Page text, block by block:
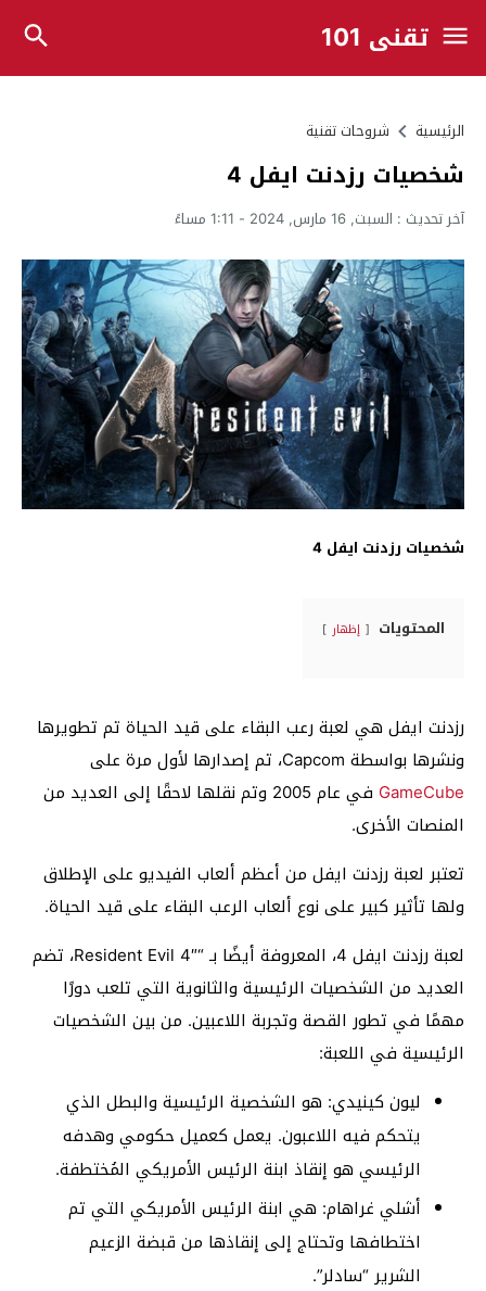
تقني 101
الرئيسية شروحات تقنية
شخصيات رزدنت ايفل 4
آخر تحديث : السبت, 16 مارس, 2024 - 1:11 مساءً
شخصيات رزدنت ايفل 4
المحتويات إظهار
رزدنت ايفل هي لعبة رعب البقاء على قيد الحياة تم تطويرها
ونشرها بواسطة Capcom، تم إصدارها لأول مرة على
GameCube
في عام 2005 وتم نقلها لاحقًا إلى العديد من
المنصات الأخرى.
تعتبر لعبة رزدنت ايفل من أعظم ألعاب الفيديو على الإطلاق
ولها تأثير كبير على نوع ألعاب الرعب البقاء على قيد الحياة.
لعبة رزدنت ايفل 4، المعروفة أيضًا بـ “Resident Evil 4″، تضم
العديد من الشخصيات الرئيسية والثانوية التي تلعب دورًا
مهمًا في تطور القصة وتجربة اللاعبين. من بين الشخصيات
الرئيسية في اللعبة:
ليون كينيدي: هو الشخصية الرئيسية والبطل الذي
يتحكم فيه اللاعبون. يعمل كعميل حكومي وهدفه
الرئيسي هو إنقاذ ابنة الرئيس الأمريكي المُختطفة.
أشلي غراهام: هي ابنة الرئيس الأمريكي التي تم
اختطافها وتحتاج إلى إنقاذها من قبضة الزعيم
الشرير “سادلر”.